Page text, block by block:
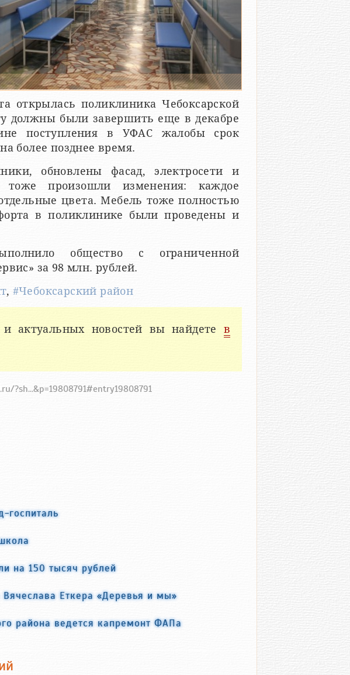
открылась поликлиника Чебоксарской
должны были завершить еще в декабре
поступления в УФАС жалобы срок
более позднее время.
обновлены фасад, электросети и
тоже произошли изменения: каждое
цвета. Мебель тоже полностью
в поликлинике были проведены и
общество с ограниченной
за 98 млн. рублей.
, #Чебоксарский район
актуальных новостей вы найдете в
?sh...&p=19808791#entry19808791
госпиталь
на 150 тысяч рублей
Еткера «Деревья и мы»
района ведется капремонт ФАПа